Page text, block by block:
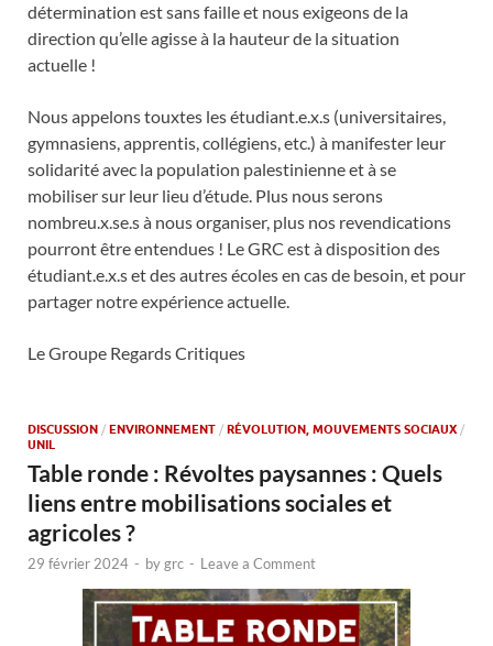
détermination est sans faille et nous exigeons de la
direction qu’elle agisse à la hauteur de la situation
actuelle !
Nous appelons touxtes les étudiant.e.x.s (universitaires,
gymnasiens, apprentis, collégiens, etc.) à manifester leur
solidarité avec la population palestinienne et à se
mobiliser sur leur lieu d’étude. Plus nous serons
nombreu.x.se.s à nous organiser, plus nos revendications
pourront être entendues ! Le GRC est à disposition des
étudiant.e.x.s et des autres écoles en cas de besoin, et pour
partager notre expérience actuelle.
Le Groupe Regards Critiques
DISCUSSION / ENVIRONNEMENT / RÉVOLUTION, MOUVEMENTS SOCIAUX /
UNIL
Table ronde : Révoltes paysannes : Quels
liens entre mobilisations sociales et
agricoles ?
29 février 2024 - bygrc - Leave a Comment